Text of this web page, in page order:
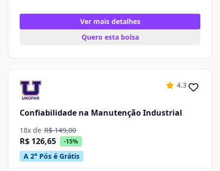
Ver mais detalhes
Quero esta bolsa
4.3
Confiabilidade na Manutenção Industrial
18x de R$ 149,00
R$ 126,65 -15%
A 2° Pós é Grátis